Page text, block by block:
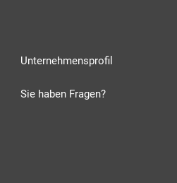
Unternehmensprofil
Sie haben Fragen?